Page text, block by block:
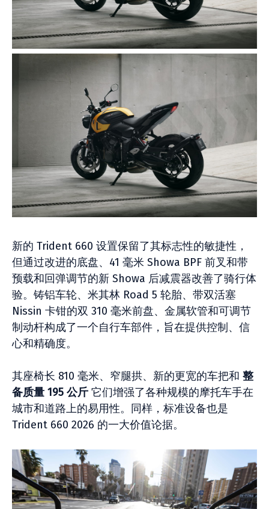
新的 Trident 660 设置保留了其标志性的敏捷性，
但通过改进的底盘、41 毫米 Showa BPF 前叉和带
预载和回弹调节的新 Showa 后减震器改善了骑行体
验。铸铝车轮、米其林 Road 5 轮胎、带双活塞
Nissin 卡钳的双 310 毫米前盘、金属软管和可调节
制动杆构成了一个自行车部件，旨在提供控制、信
心和精确度。
其座椅长 810 毫米、窄腿拱、新的更宽的车把和 整
备质量 195 公斤 它们增强了各种规模的摩托车手在
城市和道路上的易用性。同样，标准设备也是
Trident 660 2026 的一大价值论据。